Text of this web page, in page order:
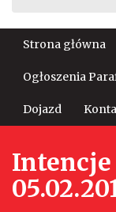
Strona główna
Ogłoszenia
Dojazd